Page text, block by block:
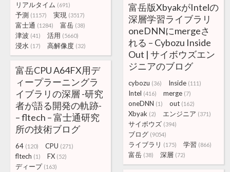
リアルタイム (691)
予測 (1157) 実現 (3517)
富士通 (1284) 富岳 (38)
津波 (41) 活用 (5660)
浸水 (17) 高解像度 (32)
富岳版XbyakがIntelの
深層学習ライブラリ
oneDNNにmergeさ
れる – Cybozu Inside
Out | サイボウズエン
ジニアのブログ
cybozu (36) Inside (111)
Intel (416) merge (7)
oneDNN (1) out (162)
Xbyak (2) エンジニア (371)
サイボウズ (394)
ブログ (9054)
ライブラリ (175) 学習 (866)
富岳 (38) 深層 (72)
富岳CPU A64FX用デ
ィープラーニングラ
イブラリの深層 -研究
者が語る開発の軌跡-
– fltech – 富士通研究
所の技術ブログ
64 (120) CPU (271)
fltech (1) FX (52)
ディープ (163)